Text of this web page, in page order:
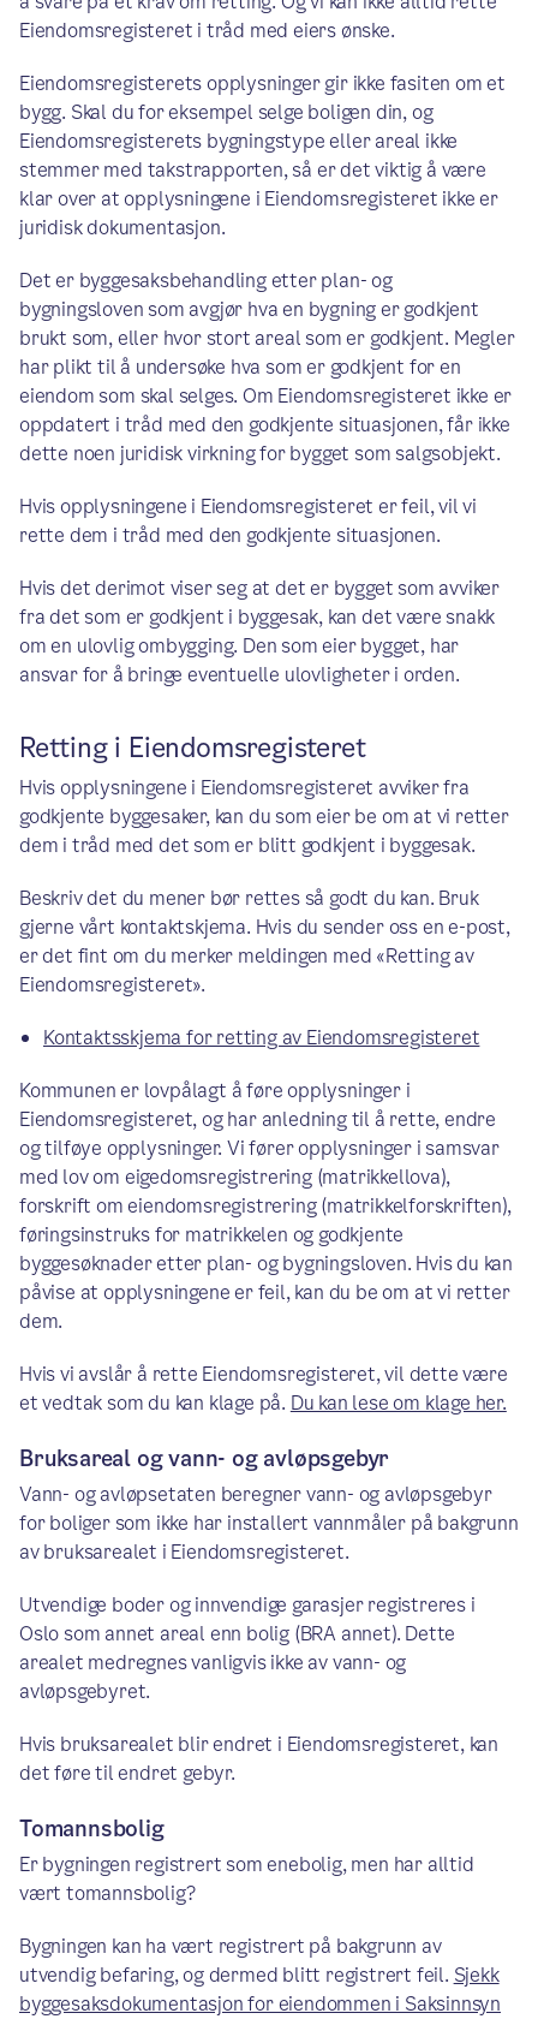
Eiendomsregisteret i tråd med eiers ønske.
Eiendomsregisterets opplysninger gir ikke fasiten om et
bygg. Skal du for eksempel selge boligen din, og
Eiendomsregisterets bygningstype eller areal ikke
stemmer med takstrapporten, så er det viktig å være
klar over at opplysningene i Eiendomsregisteret ikke er
juridisk dokumentasjon.
Det er byggesaksbehandling etter plan- og
bygningsloven som avgjør hva en bygning er godkjent
brukt som, eller hvor stort areal som er godkjent. Megler
har plikt til å undersøke hva som er godkjent for en
eiendom som skal selges. Om Eiendomsregisteret ikke er
oppdatert i tråd med den godkjente situasjonen, får ikke
dette noen juridisk virkning for bygget som salgsobjekt.
Hvis opplysningene i Eiendomsregisteret er feil, vil vi
rette dem i tråd med den godkjente situasjonen.
Hvis det derimot viser seg at det er bygget som avviker
fra det som er godkjent i byggesak, kan det være snakk
om en ulovlig ombygging. Den som eier bygget, har
ansvar for å bringe eventuelle ulovligheter i orden.
Retting i Eiendomsregisteret
Hvis opplysningene i Eiendomsregisteret avviker fra
godkjente byggesaker, kan du som eier be om at vi retter
dem i tråd med det som er blitt godkjent i byggesak.
Beskriv det du mener bør rettes så godt du kan. Bruk
gjerne vårt kontaktskjema. Hvis du sender oss en e-post,
er det fint om du merker meldingen med «Retting av
Eiendomsregisteret».
Kontaktsskjema for retting av Eiendomsregisteret
Kommunen er lovpålagt å føre opplysninger i
Eiendomsregisteret, og har anledning til å rette, endre
og tilføye opplysninger. Vi fører opplysninger i samsvar
med lov om eigedomsregistrering (matrikkellova),
forskrift om eiendomsregistrering (matrikkelforskriften),
føringsinstruks for matrikkelen og godkjente
byggesøknader etter plan- og bygningsloven. Hvis du kan
påvise at opplysningene er feil, kan du be om at vi retter
dem.
Hvis vi avslår å rette Eiendomsregisteret, vil dette være
et vedtak som du kan klage på. Du kan lese om klage her.
Bruksareal og vann- og avløpsgebyr
Vann- og avløpsetaten beregner vann- og avløpsgebyr
for boliger som ikke har installert vannmåler på bakgrunn
av bruksarealet i Eiendomsregisteret.
Utvendige boder og innvendige garasjer registreres i
Oslo som annet areal enn bolig (BRA annet). Dette
arealet medregnes vanligvis ikke av vann- og
avløpsgebyret.
Hvis bruksarealet blir endret i Eiendomsregisteret, kan
det føre til endret gebyr.
Tomannsbolig
Er bygningen registrert som enebolig, men har alltid
vært tomannsbolig?
Bygningen kan ha vært registrert på bakgrunn av
utvendig befaring, og dermed blitt registrert feil. Sjekk
byggesaksdokumentasjon for eiendommen i Saksinnsyn